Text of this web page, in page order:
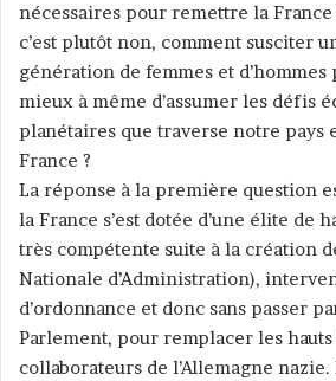
nécessaires pour remettre la France
c’est plutôt non, comment susciter
génération de femmes et
mieux à même d’assumer les défis
planétaires que traverse notre pays
France ?
La réponse à la première question
la France s’est dotée d’une élite de
très compétente suite à la création
Nationale d’Administration),
d’ordonnance et donc sans passer
Parlement, pour remplacer les
collaborateurs de l’Allemagne nazie.